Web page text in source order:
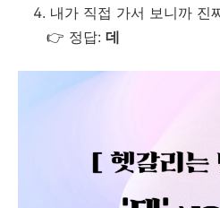
내가 직접 가서 보니까 진
👉 정답: 데